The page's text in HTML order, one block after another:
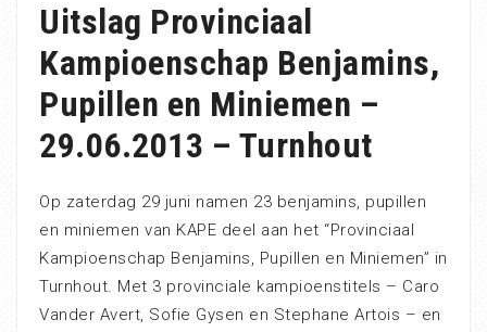
Uitslag Provinciaal
Kampioenschap Benjamins,
Pupillen en Miniemen –
29.06.2013 – Turnhout
Op zaterdag 29 juni namen 23 benjamins, pupillen
en miniemen van KAPE deel aan het “Provinciaal
Kampioenschap Benjamins, Pupillen en Miniemen” in
Turnhout. Met 3 provinciale kampioenstitels – Caro
Vander Avert, Sofie Gysen en Stephane Artois – en